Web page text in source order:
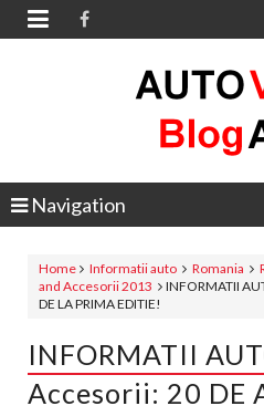

Navigation
Home Informatii auto Romania
and Accesorii 2013
INFORMATII
DE LA PRIMA EDITIE!
INFORMATII
Accesorii: 20 DE